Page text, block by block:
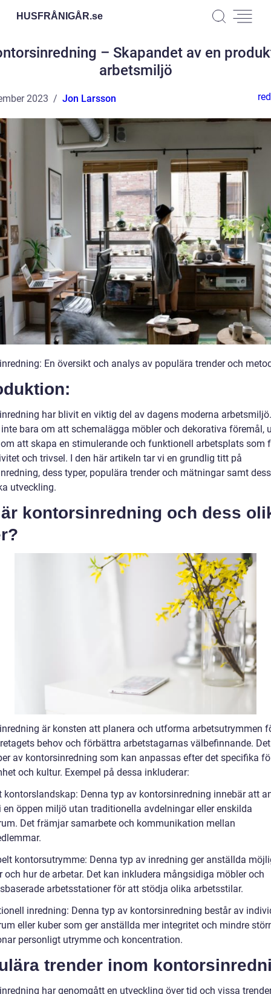
HUSFRÅNIGÅR.se
– Skapandet av en
arbetsmiljö
2023 Jon Larsson
En översikt och analys av populära trender och
har blivit en viktig del av dagens moderna
bara om att schemalägga möbler och dekorativa föremål,
att skapa en stimulerande och funktionell arbetsplats som
och trivsel. I den här artikeln tar vi en grundlig titt på
dess typer, populära trender och mätningar samt dess
utveckling.
är kontorsinredning och dess
är konsten att planera och utforma arbetsutrymmen
behov och förbättra arbetstagarnas välbefinnande.
av kontorsinredning som kan anpassas efter det specifika
och kultur. Exempel på dessa inkluderar:
kontorslandskap: Denna typ av kontorsinredning innebär att
en öppen miljö utan traditionella avdelningar eller enskilda
Det främjar samarbete och kommunikation mellan
kontorsutrymme: Denna typ av inredning ger anställda
och hur de arbetar. Det kan inkludera mångsidiga möbler och
arbetsstationer för att stödja olika arbetsstilar.
inredning: Denna typ av kontorsinredning består av
eller kuber som ger anställda mer integritet och mindre
personligt utrymme och koncentration.
trender inom
har genomgått en utveckling över tid och vissa